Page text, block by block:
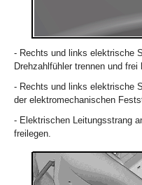
- Rechts und links elektrische
Drehzahlfühler trennen und frei
- Rechts und links elektrische
der elektromechanischen
- Elektrischen Leitungsstrang
freilegen.